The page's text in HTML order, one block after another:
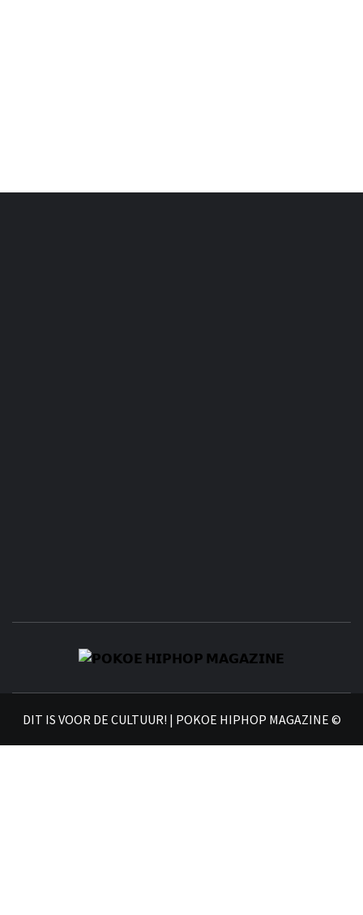
DIT IS VOOR DE CULTUUR! | POKOE HIPHOP MAGAZINE ©